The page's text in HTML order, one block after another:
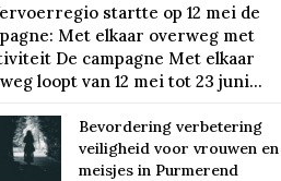
startte op 12 mei de
Met elkaar overweg met
De campagne Met elkaar
loopt van 12 mei tot 23 juni...
Bevordering verbetering
veiligheid voor vrouwen en
meisjes in Purmerend